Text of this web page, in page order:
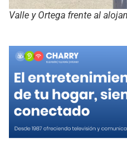
Valle y Ortega frente al